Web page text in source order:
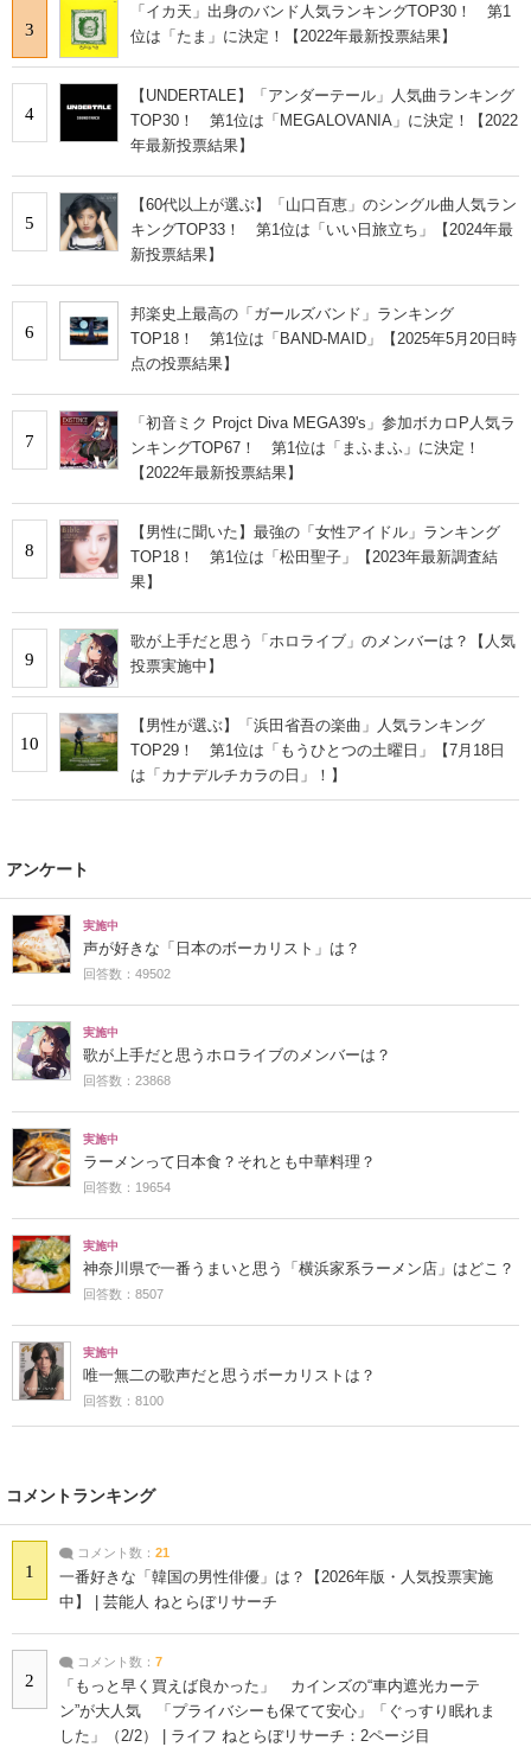
3
「イカ天」出身のバンド人気ランキングTOP30！ 第1
位は「たま」に決定！【2022年最新投票結果】
4
【UNDERTALE】「アンダーテール」人気曲ランキング
TOP30！ 第1位は「MEGALOVANIA」に決定！【2022
年最新投票結果】
5
【60代以上が選ぶ】「山口百恵」のシングル曲人気ラン
キングTOP33！ 第1位は「いい日旅立ち」【2024年最
新投票結果】
6
邦楽史上最高の「ガールズバンド」ランキング
TOP18！ 第1位は「BAND-MAID」【2025年5月20日時
点の投票結果】
7
「初音ミク Projct Diva MEGA39's」参加ボカロP人気ラ
ンキングTOP67！ 第1位は「まふまふ」に決定！
【2022年最新投票結果】
8
【男性に聞いた】最強の「女性アイドル」ランキング
TOP18！ 第1位は「松田聖子」【2023年最新調査結
果】
9
歌が上手だと思う「ホロライブ」のメンバーは？【人気
投票実施中】
10
【男性が選ぶ】「浜田省吾の楽曲」人気ランキング
TOP29！ 第1位は「もうひとつの土曜日」【7月18日
は「カナデルチカラの日」！】
アンケート
実施中
声が好きな「日本のボーカリスト」は？
回答数：49502
実施中
歌が上手だと思うホロライブのメンバーは？
回答数：23868
実施中
ラーメンって日本食？それとも中華料理？
回答数：19654
実施中
神奈川県で一番うまいと思う「横浜家系ラーメン店」はどこ？
回答数：8507
実施中
唯一無二の歌声だと思うボーカリストは？
回答数：8100
コメントランキング
1
コメント数： 21
一番好きな「韓国の男性俳優」は？【2026年版・人気投票実施
中】 | 芸能人 ねとらぼリサーチ
2
コメント数： 7
「もっと早く買えば良かった」 カインズの“車内遮光カーテ
ン”が大人気 「プライバシーも保てて安心」「ぐっすり眠れま
した」（2/2） | ライフ ねとらぼリサーチ：2ページ目